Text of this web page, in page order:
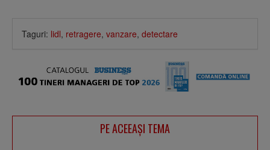
Taguri: lidl, retragere, vanzare, detectare
PE ACEEAŞI TEMA